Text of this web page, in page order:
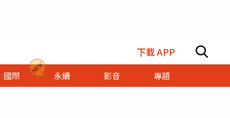
下載 APP
國際 永續 影音 專題